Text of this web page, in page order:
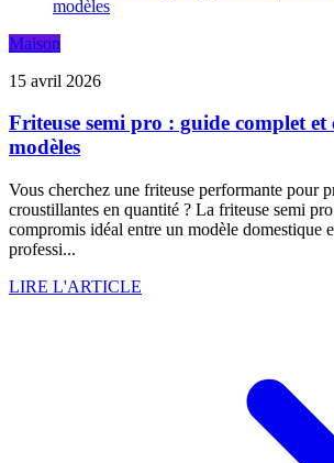
Maison
15 avril 2026
Friteuse semi pro : guide complet
modèles
Vous cherchez une friteuse performante pour
croustillantes en quantité ? La friteuse semi
compromis idéal entre un modèle domestique
professi...
LIRE L'ARTICLE